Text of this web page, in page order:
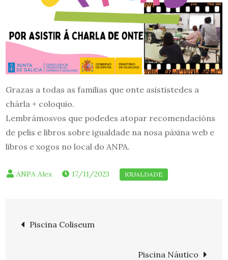
Grazas a todas as familias que onte asististedes a
chárla + coloquio.
Lembrámosvos que podedes atopar recomendacións
de pelis e libros sobre igualdade na nosa páxina web e
libros e xogos no local do ANPA.
17/11/2023
Navegación
Piscina Coliseum
Piscina Náutico